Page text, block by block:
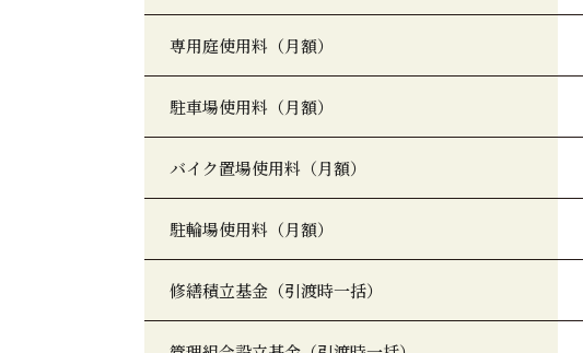
専用庭使用料（月額）
駐車場使用料（月額）
バイク置場使用料（月額）
駐輪場使用料（月額）
修繕積立基金（引渡時一括）